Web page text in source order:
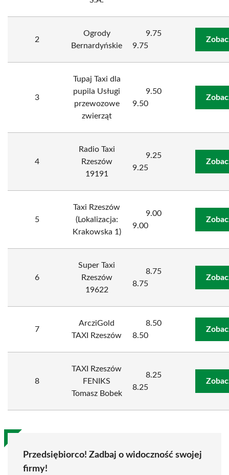
2
Ogrody
Bernardyńskie
9.75
9.75
3
Tupaj Taxi dla
pupila Usługi
przewozowe
zwierząt
9.50
9.50
4
Radio Taxi
Rzeszów
19191
9.25
9.25
5
Taxi Rzeszów
(Lokalizacja:
Krakowska 1)
9.00
9.00
6
Super Taxi
Rzeszów
19622
8.75
8.75
7
ArcziGold
TAXI Rzeszów
8.50
8.50
8
TAXI Rzeszów
FENIKS
Tomasz Bobek
8.25
8.25
Przedsiębiorco! Zadbaj o widoczność swojej
firmy!